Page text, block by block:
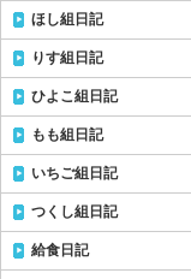
ほし組日記
りす組日記
ひよこ組日記
もも組日記
いちご組日記
つくし組日記
給食日記